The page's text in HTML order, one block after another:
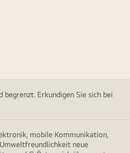
Erkundigen Sie sich bei
mobile Kommunikation,
neue